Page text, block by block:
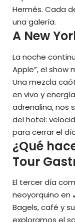
Hermès. Cada
una galería.
A New
La noche
Apple”, el show
Una mezcla
en vivo y
adrenalina, nos
del hotel:
para cerrar el
¿Qué
Tour
El tercer día
neoyorquino en
Bagels, café y